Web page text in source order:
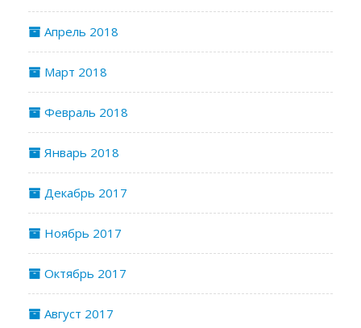
Апрель 2018
Март 2018
Февраль 2018
Январь 2018
Декабрь 2017
Ноябрь 2017
Октябрь 2017
Август 2017